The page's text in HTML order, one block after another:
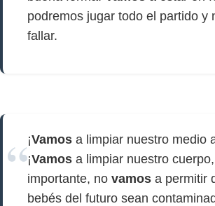
podremos jugar todo el partido y
fallar.
¡Vamos a limpiar nuestro medio
¡Vamos a limpiar nuestro
importante, no vamos a permitir
bebés del futuro sean